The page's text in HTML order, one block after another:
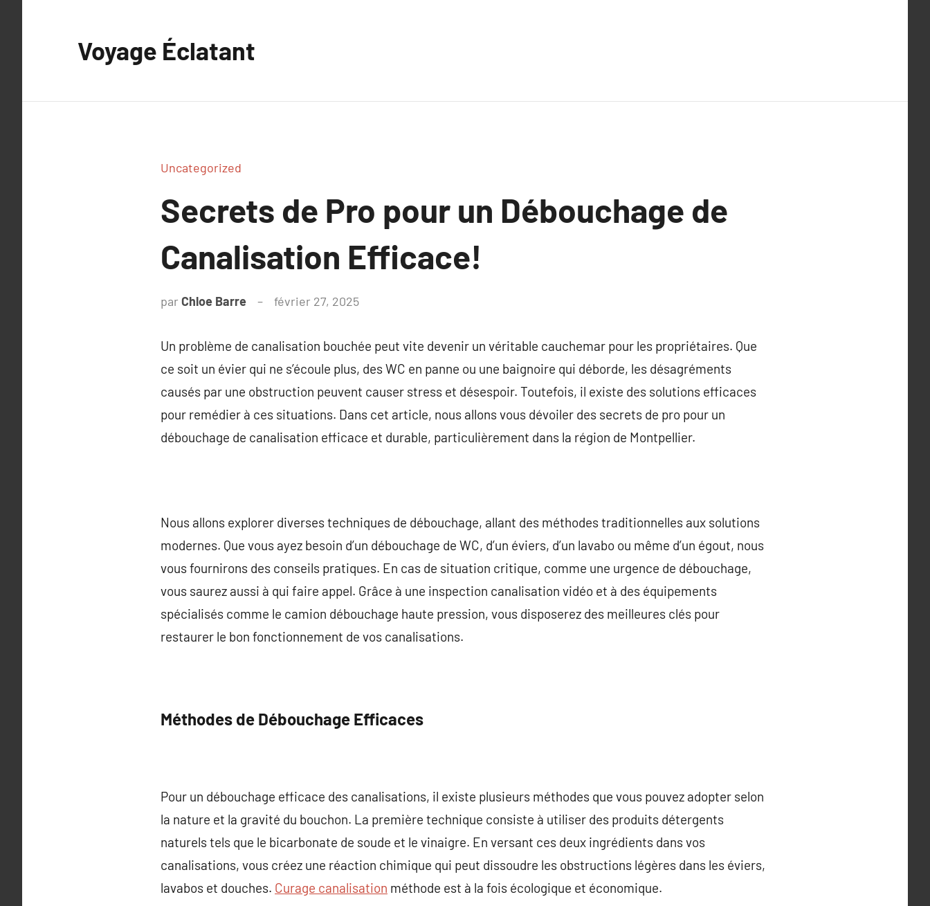
Voyage Éclatant
Uncategorized
Secrets de Pro pour un Débouchage de
Canalisation Efficace!
par Chloe Barre février 27, 2025
Un problème de canalisation bouchée peut vite devenir un véritable cauchemar pour les propriétaires. Que
ce soit un évier qui ne s’écoule plus, des WC en panne ou une baignoire qui déborde, les désagréments
causés par une obstruction peuvent causer stress et désespoir. Toutefois, il existe des solutions efficaces
pour remédier à ces situations. Dans cet article, nous allons vous dévoiler des secrets de pro pour un
débouchage de canalisation efficace et durable, particulièrement dans la région de Montpellier.
Nous allons explorer diverses techniques de débouchage, allant des méthodes traditionnelles aux solutions
modernes. Que vous ayez besoin d’un débouchage de WC, d’un éviers, d’un lavabo ou même d’un égout, nous
vous fournirons des conseils pratiques. En cas de situation critique, comme une urgence de débouchage,
vous saurez aussi à qui faire appel. Grâce à une inspection canalisation vidéo et à des équipements
spécialisés comme le camion débouchage haute pression, vous disposerez des meilleures clés pour
restaurer le bon fonctionnement de vos canalisations.
Méthodes de Débouchage Efficaces
Pour un débouchage efficace des canalisations, il existe plusieurs méthodes que vous pouvez adopter selon
la nature et la gravité du bouchon. La première technique consiste à utiliser des produits détergents
naturels tels que le bicarbonate de soude et le vinaigre. En versant ces deux ingrédients dans vos
canalisations, vous créez une réaction chimique qui peut dissoudre les obstructions légères dans les éviers,
lavabos et douches. Curage canalisation méthode est à la fois écologique et économique.